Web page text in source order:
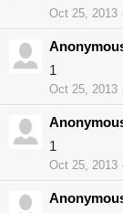
Oct 25, 2013
1
Oct 25, 2013
1
Oct 25, 2013